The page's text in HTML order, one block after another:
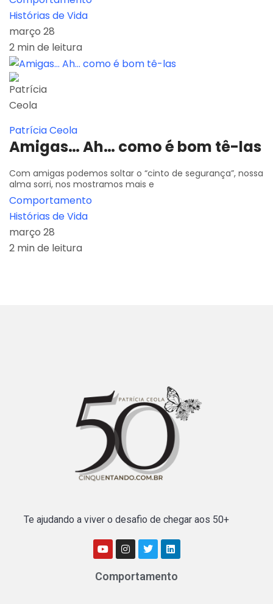
Histórias de Vida
março 28
2 min de leitura
Patrícia Ceola
Amigas… Ah… como é bom tê-las
Com amigas podemos soltar o “cinto de segurança”, nossa
alma sorri, nos mostramos mais e
Comportamento
Histórias de Vida
março 28
2 min de leitura
Te ajudando a viver o desafio de chegar aos 50+
Comportamento